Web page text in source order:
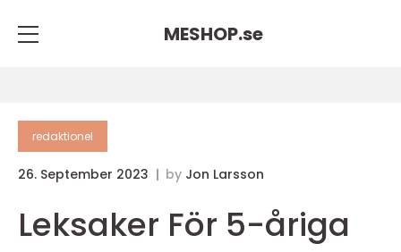
MESHOP.se
redaktionel
26. September 2023 by Jon Larsson
Leksaker För 5-åriga